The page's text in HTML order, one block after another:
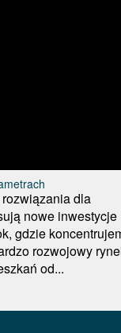
dla
nowe inwestycje
gdzie
rozwojowy
od...